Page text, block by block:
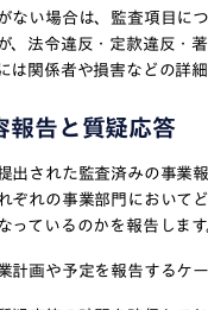
ない場合は、監査項目に
、法令違反・定款違反・
は関係者や損害などの詳細
報告と質疑応答
出された監査済みの事業
ぞれの事業部門において
っているのかを報告します
計画や予定を報告するケー